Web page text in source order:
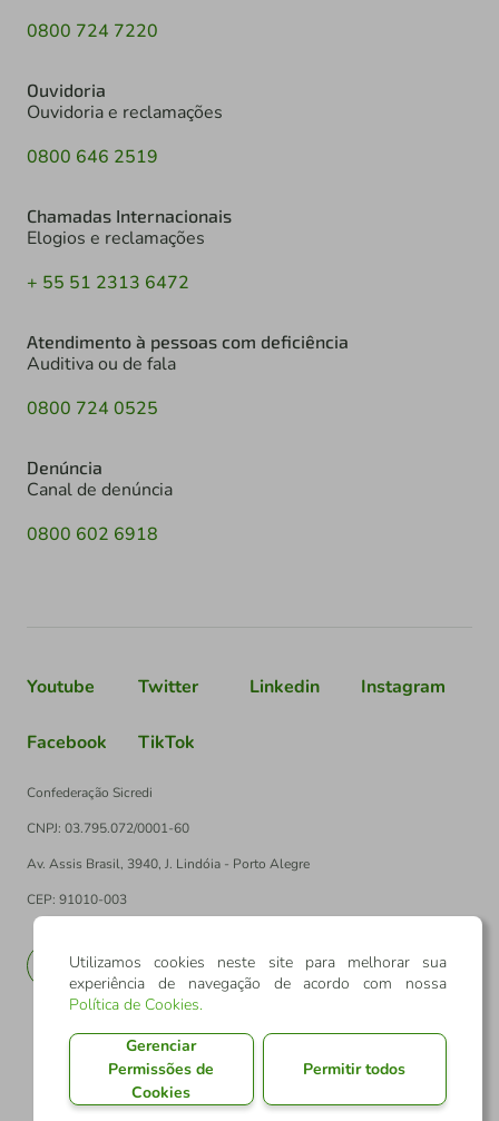
0800 724 7220
Ouvidoria
Ouvidoria e reclamações
0800 646 2519
Chamadas Internacionais
Elogios e reclamações
+ 55 51 2313 6472
Atendimento à pessoas com deficiência
Auditiva ou de fala
0800 724 0525
Denúncia
Canal de denúncia
0800 602 6918
Youtube Twitter Linkedin Instagram
Facebook TikTok
Confederação Sicredi
CNPJ: 03.795.072/0001-60
Av. Assis Brasil, 3940, J. Lindóia - Porto Alegre
CEP: 91010-003
EN
Utilizamos cookies neste site para melhorar sua
experiência de navegação de acordo com nossa
Política de Cookies.
Gerenciar
Permissões de
Cookies
Permitir todos